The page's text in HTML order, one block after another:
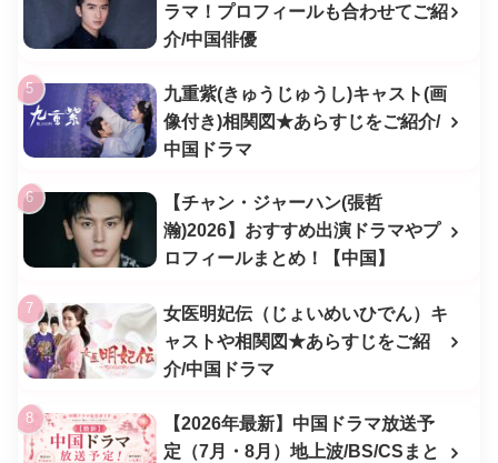
ラマ！プロフィールも合わせてご紹
介/中国俳優
九重紫(きゅうじゅうし)キャスト(画
像付き)相関図★あらすじをご紹介/
中国ドラマ
【チャン・ジャーハン(張哲
瀚)2026】おすすめ出演ドラマやプ
ロフィールまとめ！【中国】
女医明妃伝（じょいめいひでん）キ
ャストや相関図★あらすじをご紹
介/中国ドラマ
【2026年最新】中国ドラマ放送予
定（7月・8月）地上波/BS/CSまと